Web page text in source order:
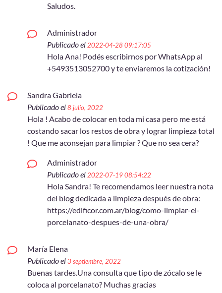
Saludos.
Administrador
Publicado el 2022-04-28 09:17:05
Hola Ana! Podés escribirnos por WhatsApp al
+5493513052700 y te enviaremos la cotización!
Sandra Gabriela
Publicado el8 julio, 2022
Hola ! Acabo de colocar en toda mi casa pero me está
costando sacar los restos de obra y lograr limpieza total
! Que me aconsejan para limpiar ? Que no sea cera?
Administrador
Publicado el 2022-07-19 08:54:22
Hola Sandra! Te recomendamos leer nuestra nota
del blog dedicada a limpieza después de obra:
https://edificor.com.ar/blog/como-limpiar-el-
porcelanato-despues-de-una-obra/
María Elena
Publicado el3 septiembre, 2022
Buenas tardes.Una consulta que tipo de zócalo se le
coloca al porcelanato? Muchas gracias